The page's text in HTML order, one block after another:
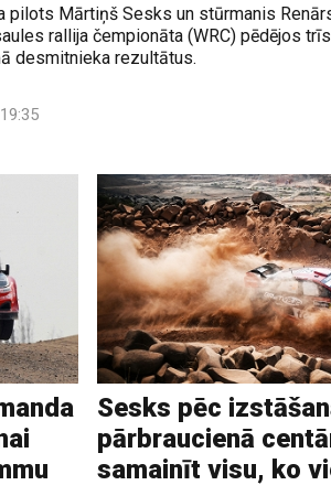
pilots Mārtiņš Sesks un stūrmanis
rallija čempionāta (WRC) pēdējos
desmitnieka rezultātus.
Sesks pēc
pārbraucienā
samainīt visu, ko